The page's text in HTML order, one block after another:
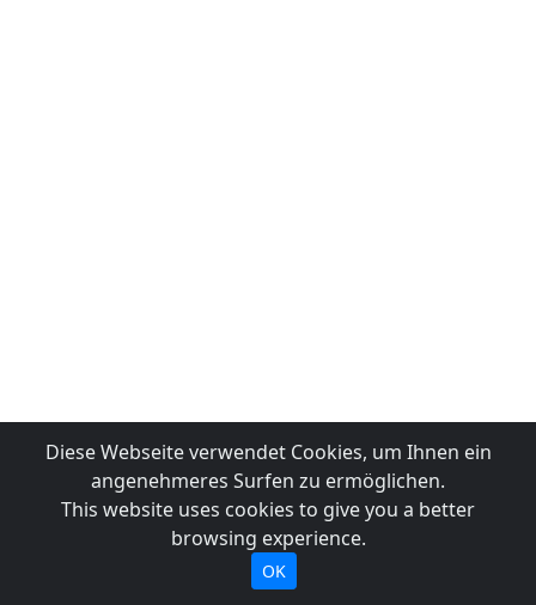
Diese Webseite verwendet Cookies, um Ihnen ein
angenehmeres Surfen zu ermöglichen.
This website uses cookies to give you a better
browsing experience.
OK